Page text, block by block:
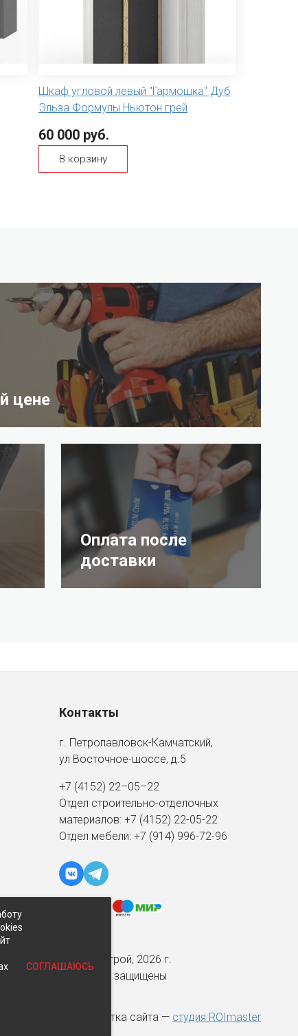
Шкаф угловой левый "Гармошка" Дуб
Эльза Формулы Ньютон грей
60 000 руб.
В корзину
Оплата после
доставки
цене
Контакты
г. Петропавловск-Камчатский,
ул Восточное-шоссе, д.5
+7 (4152) 22–05–22
Отдел строительно-отделочных
материалов: +7 (4152) 22-05-22
Отдел мебели: +7 (914) 996-72-96
© Экспострой, 2026 г.
Все права защищены
Разработка сайта — студия ROImaster
СОГЛАШАЮСЬ